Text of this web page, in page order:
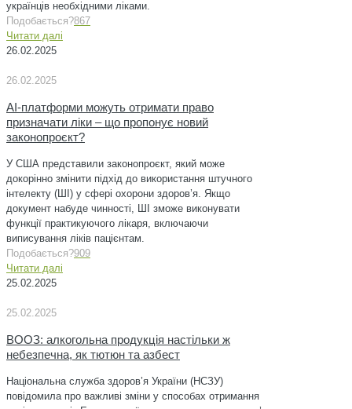
українців необхідними ліками.
Подобається?867
Читати далі
26.02.2025
26.02.2025
AI-платформи можуть отримати право
призначати ліки – що пропонує новий
законопроєкт?
У США представили законопроєкт, який може
докорінно змінити підхід до використання штучного
інтелекту (ШІ) у сфері охорони здоров’я. Якщо
документ набуде чинності, ШІ зможе виконувати
функції практикуючого лікаря, включаючи
виписування ліків пацієнтам.
Подобається?909
Читати далі
25.02.2025
25.02.2025
ВООЗ: алкогольна продукція настільки ж
небезпечна, як тютюн та азбест
Національна служба здоров’я України (НСЗУ)
повідомила про важливі зміни у способах отримання